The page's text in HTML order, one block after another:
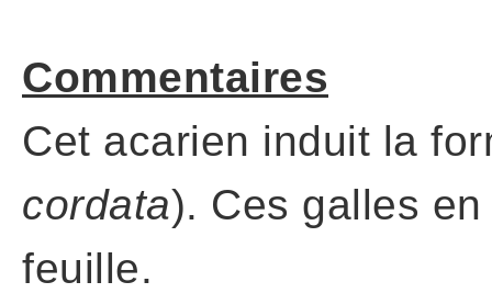
Commentaires
Cet acarien induit la
cordata). Ces galles
feuille.